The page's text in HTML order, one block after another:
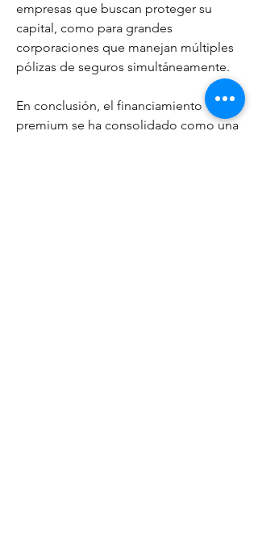
empresas que buscan proteger su
capital, como para grandes
corporaciones que manejan múltiples
pólizas de seguros simultáneamente.
En conclusión, el financiamiento
premium se ha consolidado como una